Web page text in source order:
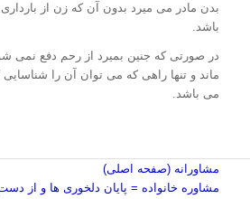
بدن مادر می میرد بدون آن که زن از
باشد.
در صورتی که جنین بمیرد از رحم دفع نمی
ماند و تنها راهی که می توان آن را
می باشد.
مشاورانه (صفحه اصلی)
مشاوره خانواده = پایان دلخوری ها و از